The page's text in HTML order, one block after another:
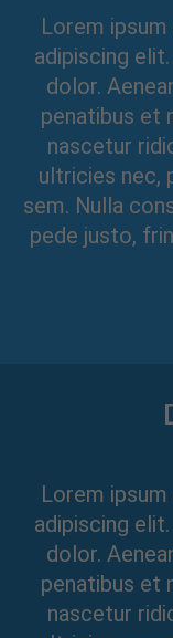
Lorem
adipiscing
dolor.
penatibus et
nascetur
ultricies nec,
sem. Nulla
pede justo,
Lorem
adipiscing
dolor.
penatibus et
nascetur